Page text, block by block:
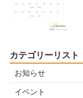
カテゴリーリスト
お知らせ
イベント